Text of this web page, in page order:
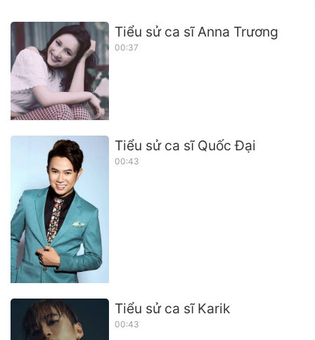
Tiểu sử ca sĩ Anna Trương
00:37
Tiểu sử ca sĩ Quốc Đại
00:43
Tiểu sử ca sĩ Karik
00:43